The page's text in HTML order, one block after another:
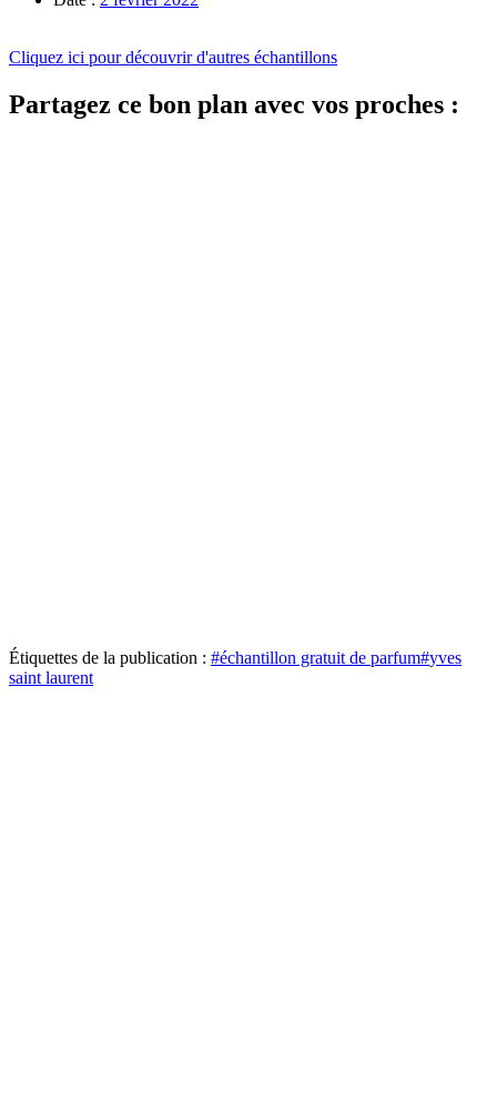
Cliquez ici pour découvrir d'autres échantillons
Partagez ce bon plan avec vos proches :
Étiquettes de la publication : #échantillon gratuit de parfum#yves
saint laurent